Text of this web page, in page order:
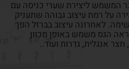
המשמש ליצירת שערי כניסה עם
על רמת עיצוב גבוהה שתעניק
לאחרונה עיצוב בברזל הפך
הגס משמש באופן מכוון
אנגלית, גדרות ועוד..